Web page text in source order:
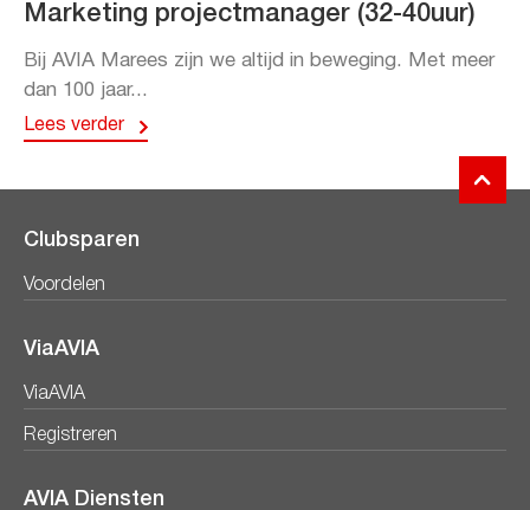
Marketing projectmanager (32-40uur)
Bij AVIA Marees zijn we altijd in beweging. Met meer
dan 100 jaar...
Lees verder
Clubsparen
Voordelen
ViaAVIA
ViaAVIA
Registreren
AVIA Diensten